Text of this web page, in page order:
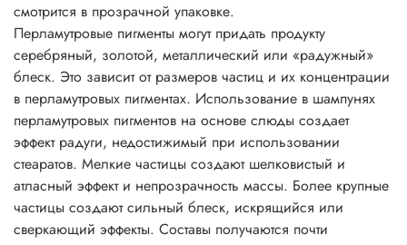
• легко смешиваются друг с другом, давая неожиданные
эффекты искрящегося типа;
• легко диспергируются во всех системах с
нитроцеллюлозой.
Рекомендации по применению:
Соотношение для смешивания 1:10 до 3:10 по массе (на
1-3 части пигмента : 10 частей бесцветной прозрачной
основы, лака, краски, геля и т.д.)
Пропорции смешивания напрямую зависят от желаемого
эффекта, насколько сильно вы желаете проявить свойства
пигмента на окрашиваемой поверхности.
смотрится в прозрачной упаковке.
Перламутровые пигменты могут придать продукту
серебряный, золотой, металлический или «радужный»
блеск. Это зависит от размеров частиц и их концентрации
в перламутровых пигментах. Использование в шампунях
перламутровых пигментов на основе слюды создает
эффект радуги, недостижимый при использовании
стеаратов. Мелкие частицы создают шелковистый и
атласный эффект и непрозрачность массы. Более крупные
частицы создают сильный блеск, искрящийся или
сверкающий эффекты. Составы получаются почти